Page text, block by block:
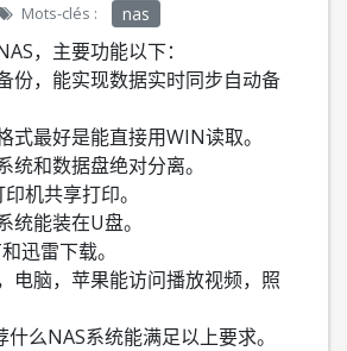
Mots-clés :
nas
，主要功能以下：
能实现数据实时同步自动备
好是能直接用WIN读取。
数据盘绝对分离。
共享打印。
装在U盘。
雷下载。
，苹果能访问播放视频，照
系统能满足以上要求。